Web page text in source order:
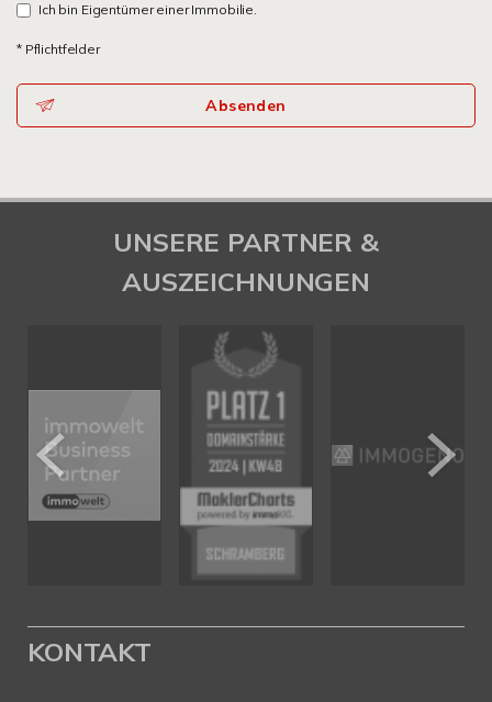
Ich bin Eigentümer einer Immobilie.
* Pflichtfelder
Absenden
UNSERE PARTNER &
AUSZEICHNUNGEN
KONTAKT